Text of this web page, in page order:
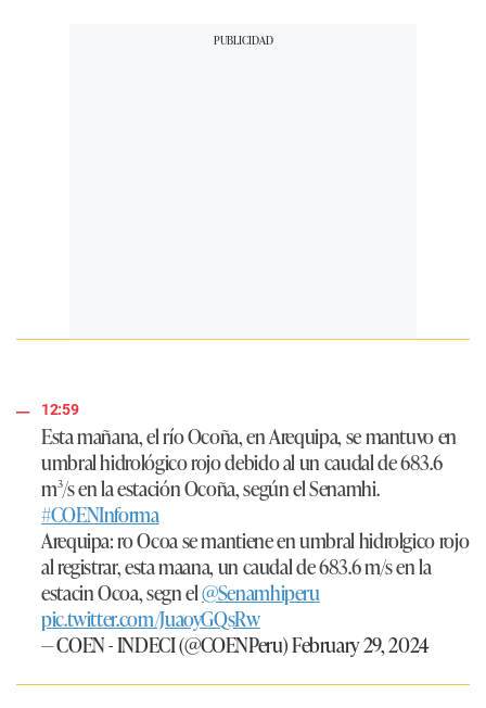
12:59
Esta mañana, el río Ocoña, en Arequipa, se mantuvo en
umbral hidrológico rojo debido al un caudal de 683.6
m³/s en la estación Ocoña, según el Senamhi.
#COENInforma
Arequipa: ro Ocoa se mantiene en umbral hidrolgico rojo
al registrar, esta maana, un caudal de 683.6 m/s en la
estacin Ocoa, segn el@Senamhiperu
pic.twitter.com/JuaoyGQsRw
— COEN - INDECI (@COENPeru)February 29, 2024